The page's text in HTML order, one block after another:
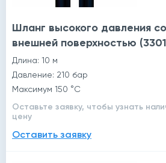
Шланг высокого давления
внешней поверхностью
Длина: 10 м
Давление: 210 бар
Максимум 150 °C
Оставьте заявку, чтобы узнать
цену
Оставить заявку